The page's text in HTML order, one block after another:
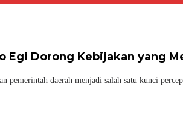
Egi Dorong Kebijakan yang
daerah menjadi salah satu kunci